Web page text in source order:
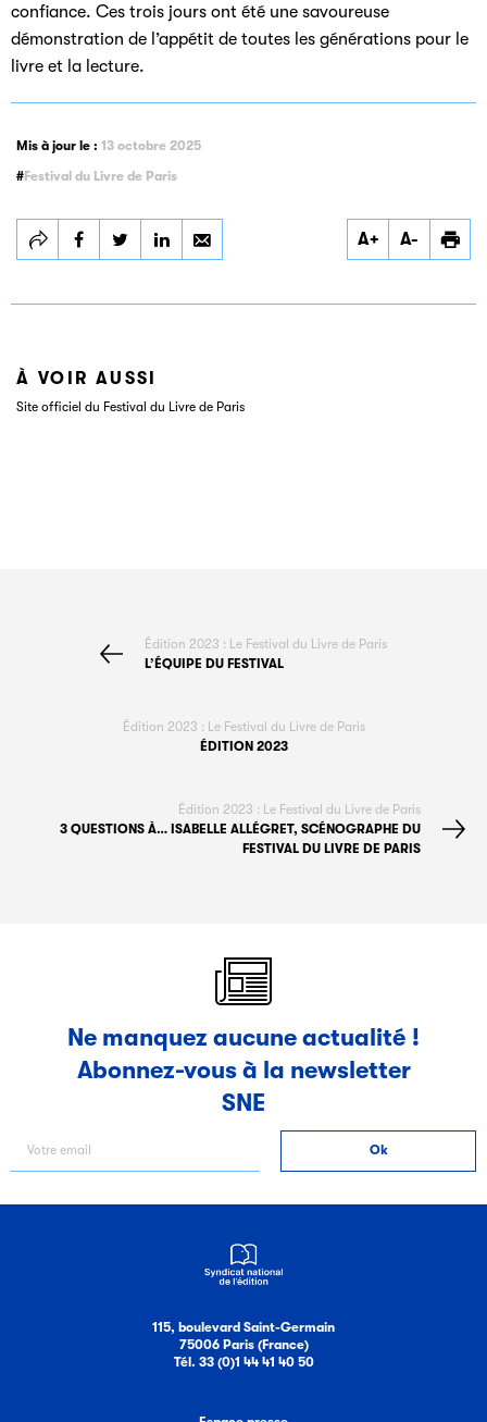
confiance. Ces trois jours ont été une savoureuse
démonstration de l’appétit de toutes les générations pour le
livre et la lecture.
Mis à jour le : 13 octobre 2025
Festival du Livre de Paris
Partager
Édition 2023
Partager
Édition 2023
Partager
Édition 2023
A+ A-
À VOIR AUSSI
Site officiel du Festival du Livre de Paris
Édition 2023 : Le Festival du Livre de Paris
L’ÉQUIPE DU FESTIVAL
Édition 2023 : Le Festival du Livre de Paris
ÉDITION 2023
Édition 2023 : Le Festival du Livre de Paris
3 QUESTIONS À… ISABELLE ALLÉGRET, SCÉNOGRAPHE DU
FESTIVAL DU LIVRE DE PARIS
Ne manquez aucune actualité !
Abonnez-vous à la newsletter
SNE
115, boulevard Saint-Germain
75006 Paris (France)
Tél. 33 (0)1 44 41 40 50